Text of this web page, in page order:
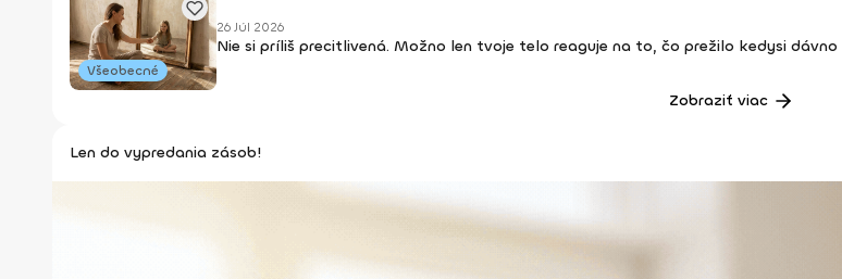
Všeobecné
26 Júl 2026
Nie si príliš precitlivená. Možno len tvoje telo reaguje na to, čo prežilo kedysi dávno
Zobraziť viac
Len do vypredania zásob!